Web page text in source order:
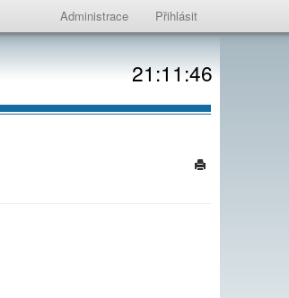
Administrace Přihlásit
21:11:46